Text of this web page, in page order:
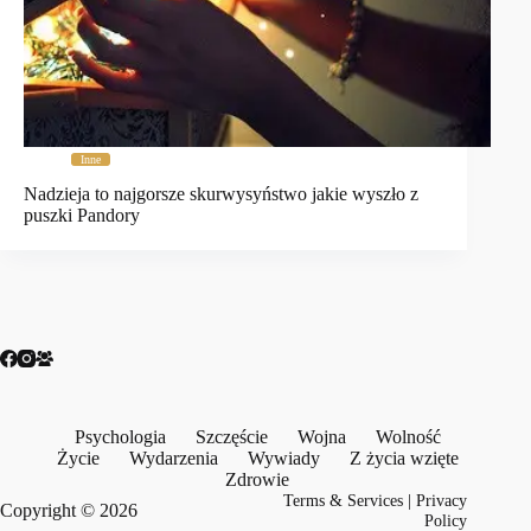
Inne
Nadzieja to najgorsze skurwysyństwo jakie wyszło z
puszki Pandory
Psychologia Szczęście Wojna
Wolność
Życie
Wydarzenia Wywiady
Z życia wzięte
Zdrowie
Copyright © 2026
Terms & Services |Privacy
Policy